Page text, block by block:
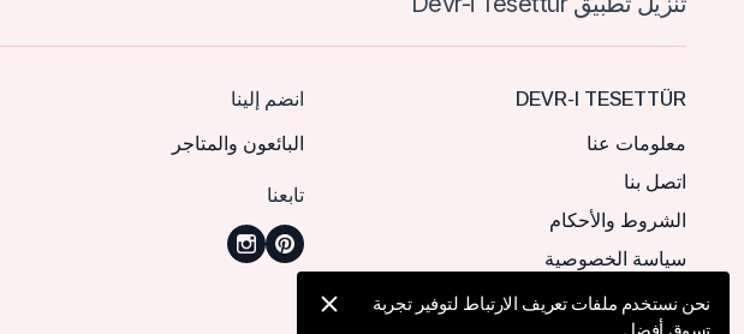
DEVR-I TESETTÜR
معلومات عنا
اتصل بنا
الشروط والأحكام
سياسة الخصوصية
انضم إلينا
البائعون والمتاجر
تابعنا
نحن نستخدم ملفات تعريف الارتباط لتوفير تجربة